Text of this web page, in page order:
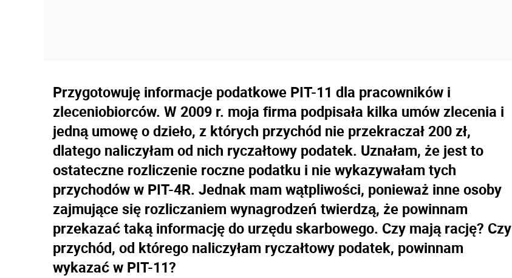
Przygotowuję informacje podatkowe PIT-11 dla pracowników i
zleceniobiorców. W 2009 r. moja firma podpisała kilka umów zlecenia i
jedną umowę o dzieło, z których przychód nie przekraczał 200 zł,
dlatego naliczyłam od nich ryczałtowy podatek. Uznałam, że jest to
ostateczne rozliczenie roczne podatku i nie wykazywałam tych
przychodów w PIT-4R. Jednak mam wątpliwości, ponieważ inne osoby
zajmujące się rozliczaniem wynagrodzeń twierdzą, że powinnam
przekazać taką informację do urzędu skarbowego. Czy mają rację? Czy
przychód, od którego naliczyłam ryczałtowy podatek, powinnam
wykazać w PIT-11?